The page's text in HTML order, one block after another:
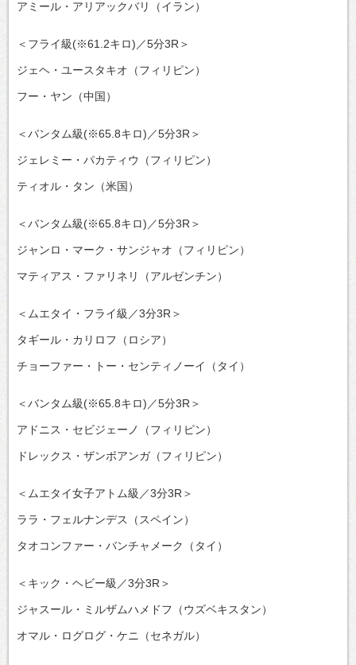
アミール・アリアックバリ（イラン）
＜フライ級(※61.2キロ)／5分3R＞
ジェヘ・ユースタキオ（フィリピン）
フー・ヤン（中国）
＜バンタム級(※65.8キロ)／5分3R＞
ジェレミー・パカティウ（フィリピン）
ティオル・タン（米国）
＜バンタム級(※65.8キロ)／5分3R＞
ジャンロ・マーク・サンジャオ（フィリピン）
マティアス・ファリネリ（アルゼンチン）
＜ムエタイ・フライ級／3分3R＞
タギール・カリロフ（ロシア）
チョーファー・トー・センティノーイ（タイ）
＜バンタム級(※65.8キロ)／5分3R＞
アドニス・セビジェーノ（フィリピン）
ドレックス・ザンボアンガ（フィリピン）
＜ムエタイ女子アトム級／3分3R＞
ララ・フェルナンデス（スペイン）
タオコンファー・バンチャメーク（タイ）
＜キック・ヘビー級／3分3R＞
ジャスール・ミルザムハメドフ（ウズベキスタン）
オマル・ログログ・ケニ（セネガル）